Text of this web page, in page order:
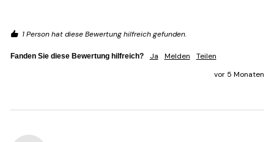
1 Person hat diese Bewertung hilfreich gefunden.
Fanden Sie diese Bewertung hilfreich? Ja Melden
Teilen
vor 5 Monaten